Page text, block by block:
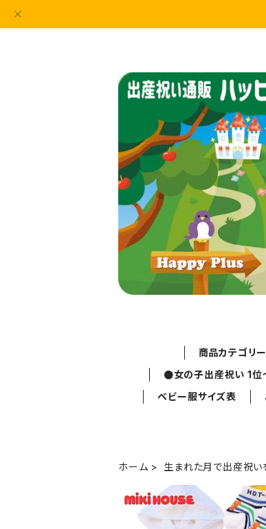
商品カテゴリー
●女の子出産祝い 1位
ベビー服サイズ表
ホーム 生まれた月で出産祝い